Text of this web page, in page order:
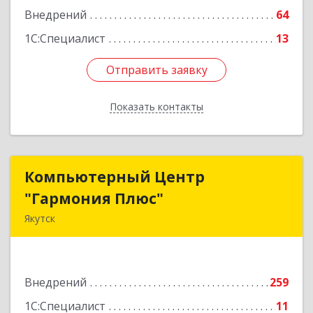
Внедрений
64
1С:Специалист
13
Отправить заявку
Показать контакты
Отправить заявку
Назад
Компьютерный Центр
"Гармония Плюс"
Якутск
Внедрений
259
1С:Специалист
11
Компьютерный Центр
"Гармония Плюс"
Подробнее